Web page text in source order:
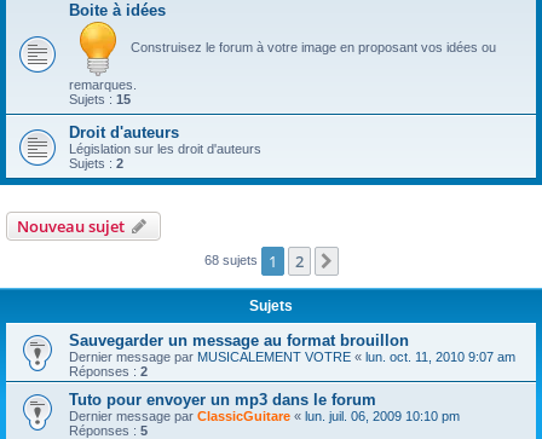
Boite à idées
Construisez le forum à votre image en proposant vos idées ou
remarques.
Sujets : 15
Droit d'auteurs
Législation sur les droit d'auteurs
Sujets : 2
Nouveau sujet
68 sujets 1 2
Sujets
Sauvegarder un message au format brouillon
Dernier message par MUSICALEMENT VOTRE « lun. oct. 11, 2010 9:07 am
Réponses : 2
Tuto pour envoyer un mp3 dans le forum
Dernier message par ClassicGuitare « lun. juil. 06, 2009 10:10 pm
Réponses : 5